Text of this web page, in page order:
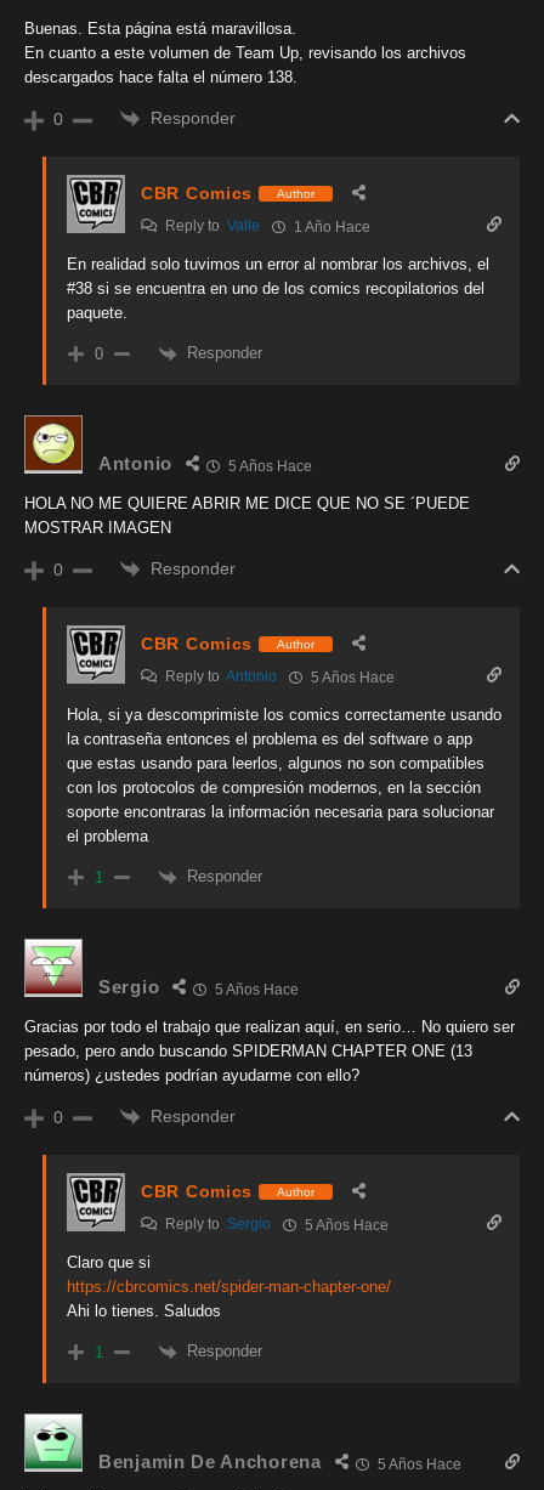
Buenas. Esta página está maravillosa.
En cuanto a este volumen de Team Up, revisando los archivos
descargados hace falta el número 138.
0 Responder
CBR Comics Author
Reply to Valle 1 Año Hace
En realidad solo tuvimos un error al nombrar los archivos, el
#38 si se encuentra en uno de los comics recopilatorios del
paquete.
0 Responder
Antonio 5 Años Hace
HOLA NO ME QUIERE ABRIR ME DICE QUE NO SE ´PUEDE
MOSTRAR IMAGEN
0 Responder
CBR Comics Author
Reply to Antonio 5 Años Hace
Hola, si ya descomprimiste los comics correctamente usando
la contraseña entonces el problema es del software o app
que estas usando para leerlos, algunos no son compatibles
con los protocolos de compresión modernos, en la sección
soporte encontraras la información necesaria para solucionar
el problema
1 Responder
Sergio 5 Años Hace
Gracias por todo el trabajo que realizan aquí, en serio… No quiero ser
pesado, pero ando buscando SPIDERMAN CHAPTER ONE (13
números) ¿ustedes podrían ayudarme con ello?
0 Responder
CBR Comics Author
Reply to Sergio 5 Años Hace
Claro que si
https://cbrcomics.net/spider-man-chapter-one/
Ahi lo tienes. Saludos
1 Responder
Benjamin De Anchorena 5 Años Hace